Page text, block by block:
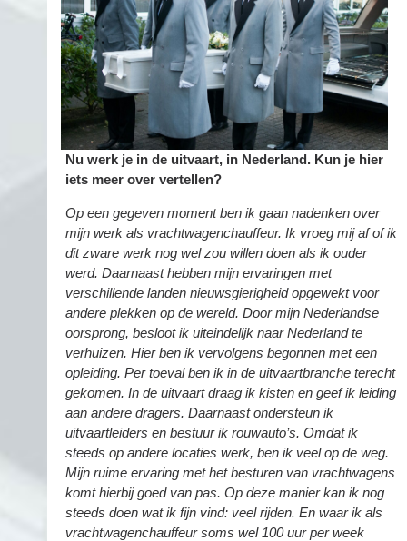
Nu werk je in de uitvaart, in Nederland. Kun je hier
iets meer over vertellen?
Op een gegeven moment ben ik gaan nadenken over
mijn werk als vrachtwagenchauffeur. Ik vroeg mij af of ik
dit zware werk nog wel zou willen doen als ik ouder
werd. Daarnaast hebben mijn ervaringen met
verschillende landen nieuwsgierigheid opgewekt voor
andere plekken op de wereld. Door mijn Nederlandse
oorsprong, besloot ik uiteindelijk naar Nederland te
verhuizen. Hier ben ik vervolgens begonnen met een
opleiding. Per toeval ben ik in de uitvaartbranche terecht
gekomen. In de uitvaart draag ik kisten en geef ik leiding
aan andere dragers. Daarnaast ondersteun ik
uitvaartleiders en bestuur ik rouwauto’s. Omdat ik
steeds op andere locaties werk, ben ik veel op de weg.
Mijn ruime ervaring met het besturen van vrachtwagens
komt hierbij goed van pas. Op deze manier kan ik nog
steeds doen wat ik fijn vind: veel rijden. En waar ik als
vrachtwagenchauffeur soms wel 100 uur per week